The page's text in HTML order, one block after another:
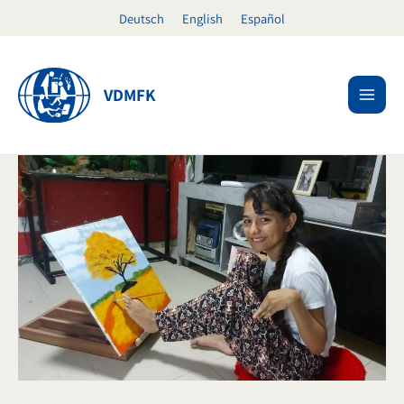
Deutsch English Español
VDMFK